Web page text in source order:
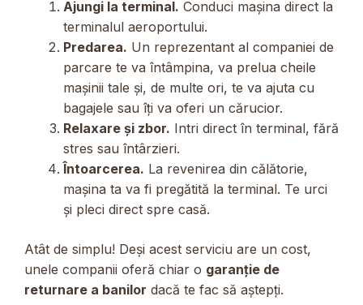
Ajungi la terminal. Conduci mașina direct la
terminalul aeroportului.
Predarea. Un reprezentant al companiei de
parcare te va întâmpina, va prelua cheile
mașinii tale și, de multe ori, te va ajuta cu
bagajele sau îți va oferi un cărucior.
Relaxare și zbor. Intri direct în terminal, fără
stres sau întârzieri.
Întoarcerea. La revenirea din călătorie,
mașina ta va fi pregătită la terminal. Te urci
și pleci direct spre casă.
Atât de simplu! Deși acest serviciu are un cost,
unele companii oferă chiar o garanție de
returnare a banilor dacă te fac să aștepți.